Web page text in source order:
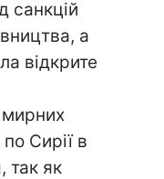
санкцій
а
відкрите
мирних
Сирії в
так як